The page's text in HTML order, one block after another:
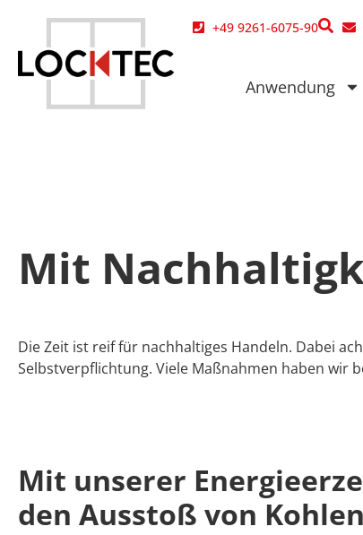
springen
+49 9261-6075-90
Anwendung
Mit
Die Zeit ist reif für nachhaltiges Handeln. Dabei
Selbstverpflichtung. Viele Maßnahmen haben wir
Mit unserer
den Ausstoß von